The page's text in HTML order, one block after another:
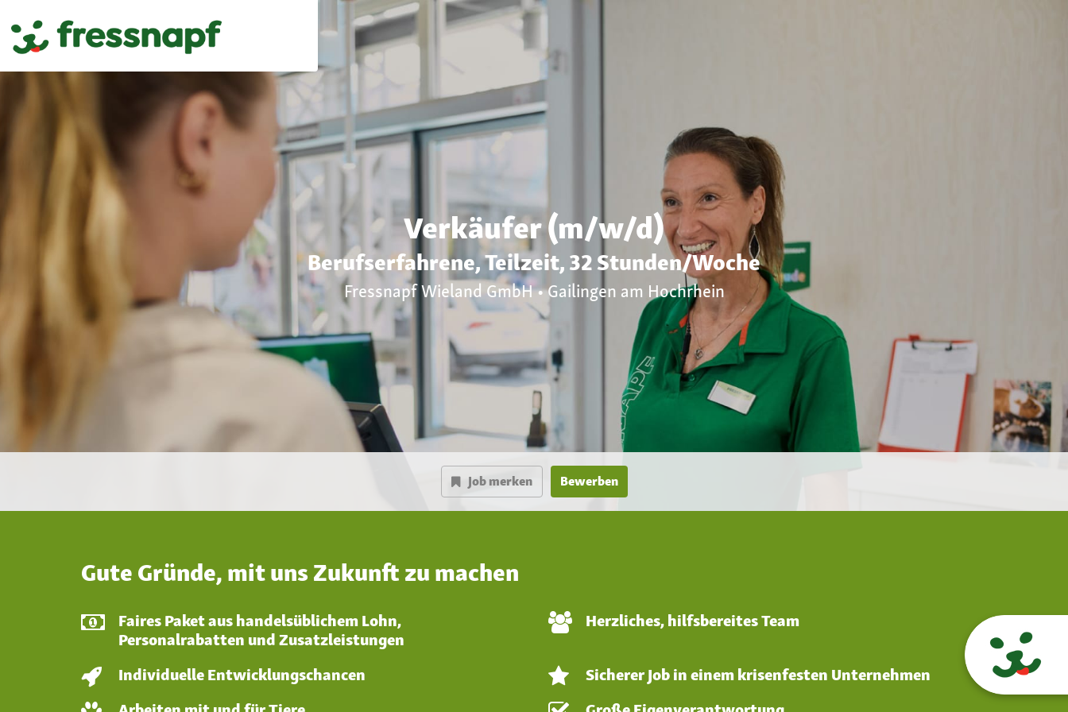
Verkäufer (m/w/d)
Berufserfahrene, Teilzeit, 32 Stunden/Woche
Fressnapf Wieland GmbH • Gailingen am Hochrhein
Job merken Bewerben
Gute Gründe, mit uns Zukunft zu machen
Faires Paket aus handelsüblichem Lohn,
Personalrabatten und Zusatzleistungen
Herzliches, hilfsbereites Team
Individuelle Entwicklungschancen
Sicherer Job in einem krisenfesten Unternehmen